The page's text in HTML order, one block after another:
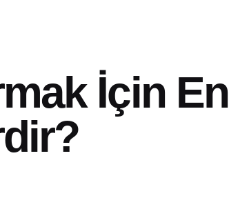
İçin En